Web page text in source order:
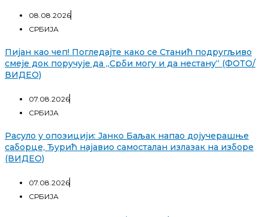
08.08.2026
СРБИЈА
Пијан као чеп! Погледајте како се Станић подругљиво
смеје док поручује да „Срби могу и да нестану“ (ФОТО/
ВИДЕО)
07.08.2026
СРБИЈА
Расуло у опозицији: Јанко Баљак напао дојучерашње
саборце, Ђурић најавио самосталан излазак на изборе
(ВИДЕО)
07.08.2026
СРБИЈА